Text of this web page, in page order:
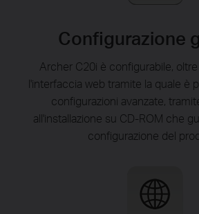
Configurazione
Archer C20i è configurabile,
l'interfaccia web tramite la quale è
configurazioni avanzate,
all'installazione su CD-ROM che
configurazione del